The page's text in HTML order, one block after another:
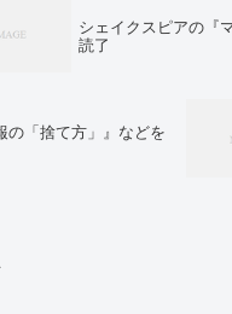
シェイクスピアの『
読了
の「捨て方」』などを